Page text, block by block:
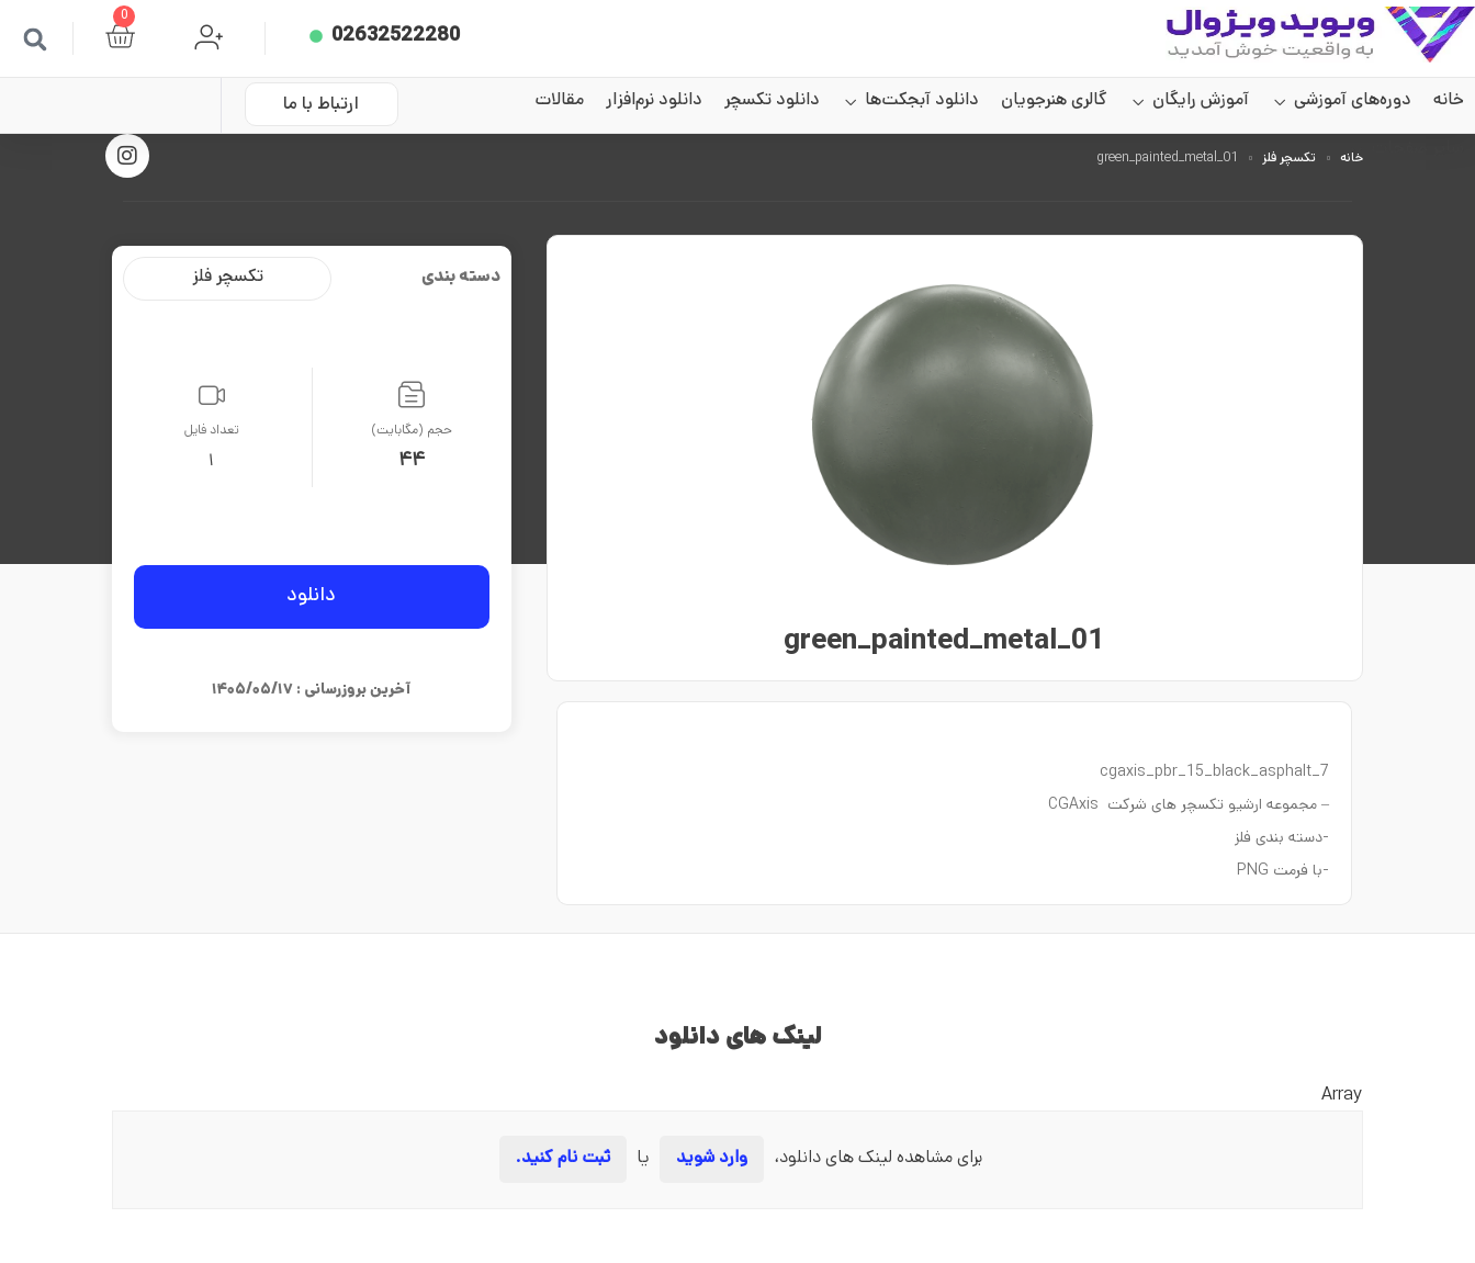
02632522280
0
خانه دوره‌های آموزشی آموزش رایگان گالری هنرجویان دانلود آبجکت‌ها دانلود تکسچر دانلود نرم‌افزار
مقالات
ارتباط با ما
خانه تکسچر فلز
green_painted_metal_01
دسته بندی تکسچر فلز
حجم (مگابایت)
44
تعداد فایل
1
دانلود
آخرین بروزرسانی : ۱۴۰۵/۰۵/۱۷
cgaxis_pbr_15_black_asphalt_7
– مجموعه ارشیو تکسچر های شرکت CGAxis
-دسته بندی فلز
-با فرمت PNG
لینک های دانلود
Array
برای مشاهده لینک های دانلود، وارد شوید یا ثبت نام کنید.